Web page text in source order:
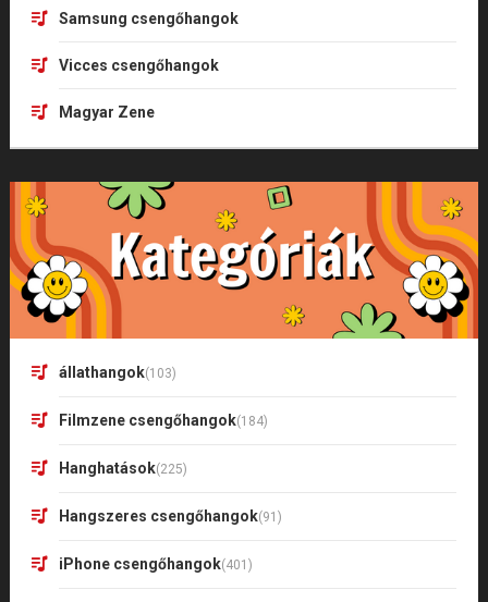
Samsung csengőhangok
Vicces csengőhangok
Magyar Zene
állathangok(103)
Filmzene csengőhangok(184)
Hanghatások(225)
Hangszeres csengőhangok(91)
iPhone csengőhangok(401)